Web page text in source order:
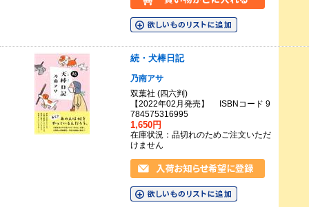
続・犬棒日記
乃南アサ
双葉社 (四六判)
【2022年02月発売】 ISBNコード 9
784575316995
1,650円
在庫状況：品切れのためご注文いただ
けません